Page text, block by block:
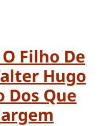
Filho De
Hugo
Dos Que